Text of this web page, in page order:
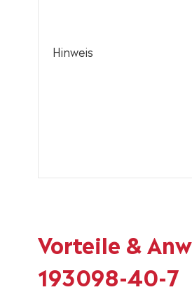
Hinweis
Vorteile &
193098-40-7